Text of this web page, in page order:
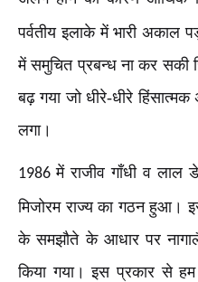
पर्वतीय इलाके में भारी
में समुचित प्रबन्ध ना कर सकी
बढ़ गया जो धीरे-धीरे
लगा।
1986में राजीव गाँधी व
मिजोरम राज्य का गठन हुआ।
के समझौते के आधार पर
किया गया। इस प्रकार से